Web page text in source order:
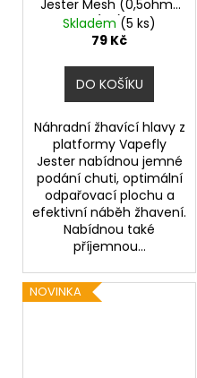
Jester Mesh (0,5ohm)
(1ks)
Skladem (5 ks)
79 Kč
DO KOŠÍKU
Náhradní žhavící hlavy z
platformy Vapefly
Jester nabídnou jemné
podání chuti, optimální
odpařovací plochu a
efektivní náběh žhavení.
Nabídnou také
příjemnou...
NOVINKA